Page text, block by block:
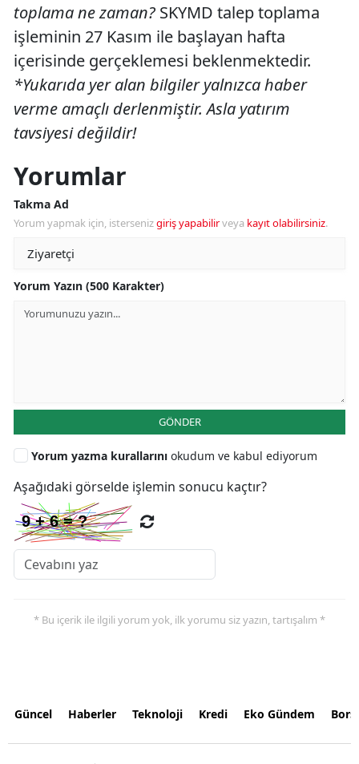
toplama ne zaman? SKYMD talep toplama
işleminin 27 Kasım ile başlayan hafta
içerisinde gerçeklemesi beklenmektedir.
*Yukarıda yer alan bilgiler yalnızca haber
verme amaçlı derlenmiştir. Asla yatırım
tavsiyesi değildir!
Yorumlar
Takma Ad
Yorum yapmak için, istersenizgiriş yapabilirveya kayıt olabilirsiniz.
Yorum Yazın (500 Karakter)
GÖNDER
Yorum yazma kurallarını okudum ve kabul ediyorum
Aşağıdaki görselde işlemin sonucu kaçtır?
* Bu içerik ile ilgili yorum yok, ilk yorumu siz yazın, tartışalım *
Güncel Haberler Teknoloji Kredi Eko Gündem